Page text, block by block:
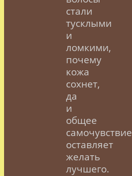
стали
тусклыми
и
ломкими,
почему
кожа
сохнет,
да
и
общее
самочувствие
оставляет
желать
лучшего.